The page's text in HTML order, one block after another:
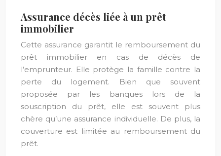
Assurance décès liée à un prêt
immobilier
Cette assurance garantit le remboursement du
prêt immobilier en cas de décès de
l’emprunteur. Elle protège la famille contre la
perte du logement. Bien que souvent
proposée par les banques lors de la
souscription du prêt, elle est souvent plus
chère qu’une assurance individuelle. De plus, la
couverture est limitée au remboursement du
prêt.